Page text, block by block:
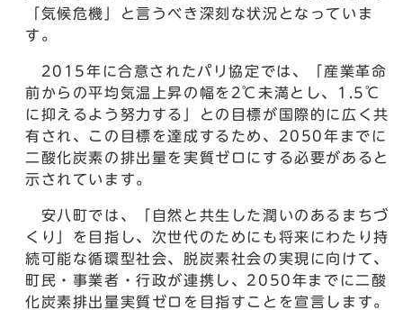
「気候危機」と言うべき深刻な状況となっていま
す。
2015年に合意されたパリ協定では、「産業革命
前からの平均気温上昇の幅を2℃未満とし、1.5℃
に抑えるよう努力する」との目標が国際的に広く共
有され、この目標を達成するため、2050年までに
二酸化炭素の排出量を実質ゼロにする必要があると
示されています。
安八町では、「自然と共生した潤いのあるまちづ
くり」を目指し、次世代のためにも将来にわたり持
続可能な循環型社会、脱炭素社会の実現に向けて、
町民・事業者・行政が連携し、2050年までに二酸
化炭素排出量実質ゼロを目指すことを宣言します。